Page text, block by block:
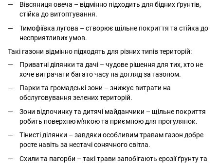
Вівсяниця овеча – відмінно підходить для бідних ґрунтів,
стійка до витоптування.
Тимофіївка лугова – створює щільне покриття та стійка до
несприятливих умов.
Такі газони відмінно підходять для різних типів територій:
Приватні ділянки та дачі – чудове рішення для тих, хто не
хоче витрачати багато часу на догляд за газоном.
Парки та громадські зони – знижує витрати на
обслуговування зелених територій.
Зони відпочинку та дитячі майданчики – щільне покриття
робить поверхню м'якою та приємною для прогулянок.
Тінисті ділянки – завдяки особливим травам газон добре
росте навіть за нестачі сонячного світла.
Схили та пагорби – такі трави запобігають ерозії ґрунту та